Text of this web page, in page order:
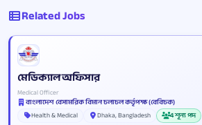
Related Jobs
মেডিক্যাল অফিসার
Medical Officer
বাংলাদেশ বেসামরিক বিমান চলাচল কর্তৃপক্ষ (বেবিচক)
Health & Medical
Dhaka, Bangladesh 4 শূন্য পদ